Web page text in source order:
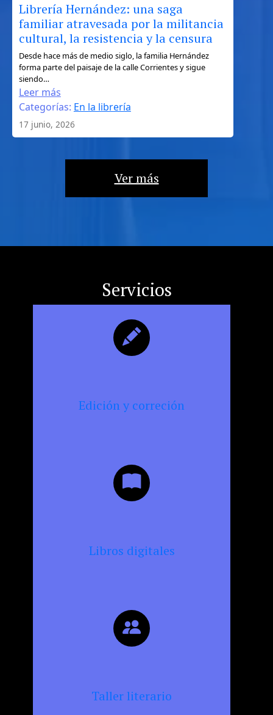
el
turismo
literario
Librería Hernández: una saga
familiar atravesada por la militancia
cultural, la resistencia y la censura
Desde hace más de medio siglo, la familia Hernández
forma parte del paisaje de la calle Corrientes y sigue
siendo…
Leer más
:
Librería
Hernández:
una
familiar
y
Categorías: En la librería
17 junio, 2026
Ver más
Servicios
Edición y correción
Libros digitales
Taller literario